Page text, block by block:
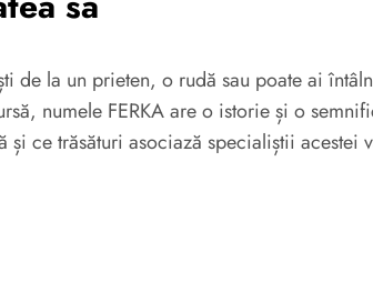
de la un prieten, o rudă sau poate ai
numele FERKA are o istorie și o
ce trăsături asociază specialiștii acestei